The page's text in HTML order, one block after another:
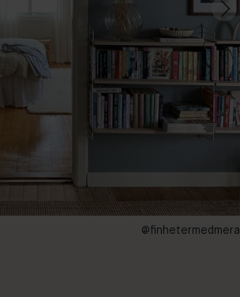
@finhetermedmera